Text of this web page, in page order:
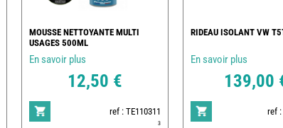
MOUSSE NETTOYANTE MULTI
USAGES 500ML
En savoir plus
12,50 €
ref : TE110311
3
RIDEAU ISOLANT VW
En savoir plus
139,00
ref :